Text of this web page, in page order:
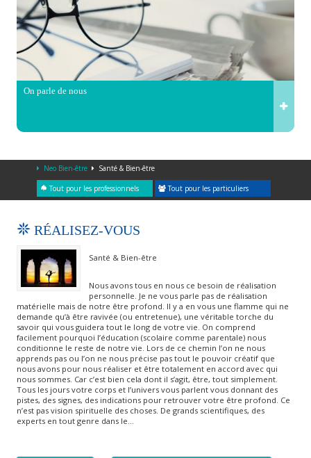
On parle de nous
Neo Bien-être Santé & Bien-être
Tout pour les professionnels Tout pour les particuliers
RÉALISEZ-VOUS
Santé & Bien-être
Nous avons tous en nous ce besoin de réalisation
personnelle. Je ne vous parle pas de réalisation
matérielle mais de notre être profond. Il y a en vous une flamme qui ne
demande qu’à être ravivée (ou entretenue), une véritable torche du
savoir qui vous guidera tout le long de votre vie. On comprend
facilement pourquoi l’éducation (scolaire comme parentale) nous
conditionne le reste de notre vie. Lors de ce chemin l’on ne nous
apprends pas ou l’on ne nous précise pas tout le pouvoir créatif que
nous avons pour nous réaliser et être totalement en accord avec qui
nous sommes. Car c’est bien cela dont il s’agit, être, tout simplement.
Tous les jours votre corps et l’univers vous parlent vous donnant des
pistes, des signes, des indications pour retrouver votre être profond. Ce
n’est pas vision spirituelle des choses. De grands scientifiques, des
experts en tout genre dans le…